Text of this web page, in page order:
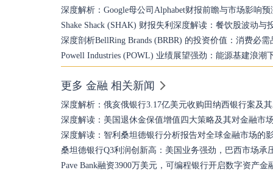
深度解析：Google母公司Alphabet财报前瞻与市场影响预
Shake Shack (SHAK) 财报失利深度解读：餐饮股波动与
深度剖析BellRing Brands (BRBR) 的投资价值：消费必
Powell Industries (POWL) 业绩展望强劲：能源基建浪潮
更多 金融 相关新闻
深度解析：俄亥俄银行3.17亿美元收购田纳西银行案及
深度解读：美国退休金保值增值四大策略及其对金融市
深度解读：智利桑坦德银行分析报告对全球金融市场的
桑坦德银行Q3利润创新高：美国业务强劲，巴西市场承
Pave Bank融资3900万美元，可编程银行开启数字资产金